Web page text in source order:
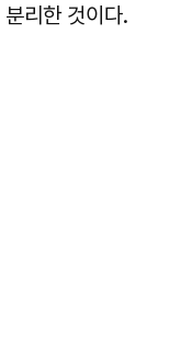
리한 것이다.